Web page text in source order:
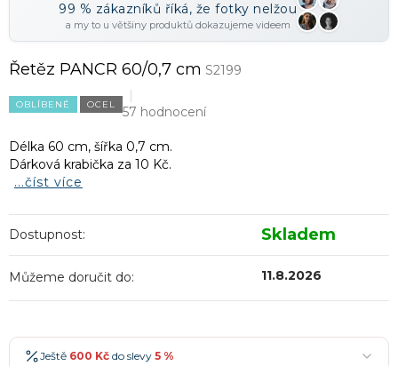
99 % zákazníků říká, že fotky nelžou
a my to u většiny produktů dokazujeme videem
Řetěz PANCR 60/0,7 cm S2199
OBLÍBENÉ OCEL 57 hodnocení
Délka 60 cm, šířka 0,7 cm.
Dárková krabička za 10 Kč.
...číst více
Dostupnost: Skladem
Můžeme doručit do: 11.8.2026
Ještě 600 Kč do slevy 5 %